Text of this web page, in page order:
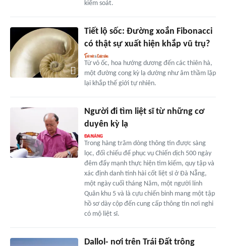
kiểm soát.
Tiết lộ sốc: Đường xoắn Fibonacci
có thật sự xuất hiện khắp vũ trụ?
Từ vỏ ốc, hoa hướng dương đến các thiên hà,
một đường cong kỳ lạ dường như âm thầm lặp
lại khắp thế giới tự nhiên.
Người đi tìm liệt sĩ từ những cơ
duyên kỳ lạ
Trong hàng trăm dòng thông tin được sàng
lọc, đối chiếu để phục vụ Chiến dịch 500 ngày
đêm đẩy mạnh thực hiện tìm kiếm, quy tập và
xác định danh tính hài cốt liệt sĩ ở Đà Nẵng,
một ngày cuối tháng Năm, một người lính
Quân khu 5 và là cựu chiến binh mang một tập
hồ sơ dày cộp đến cung cấp thông tin nơi nghi
có mộ liệt sĩ.
Dallol- nơi trên Trái Đất trông